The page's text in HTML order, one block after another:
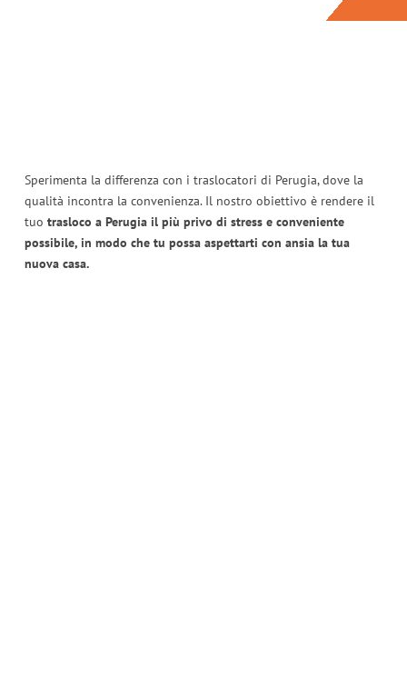
Sperimenta la differenza con i traslocatori di Perugia, dove la
qualità incontra la convenienza. Il nostro obiettivo è rendere il
tuo trasloco a Perugia il più privo di stress e conveniente
possibile, in modo che tu possa aspettarti con ansia la tua
nuova casa.